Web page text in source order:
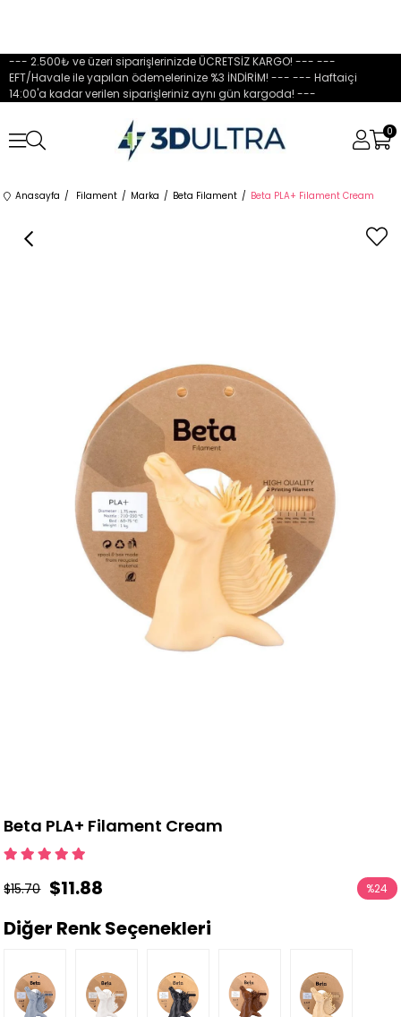
--- 2.500₺ ve üzeri siparişlerinizde ÜCRETSİZ KARGO! --- ---
EFT/Havale ile yapılan ödemelerinize %3 İNDİRİM! --- --- Haftaiçi
14:00'a kadar verilen siparişleriniz aynı gün kargoda! ---
0
Anasayfa Filament Marka Beta Filament Beta PLA+ Filament Cream
Beta PLA+ Filament Cream
$15.70 $11.88 %24
Diğer Renk Seçenekleri